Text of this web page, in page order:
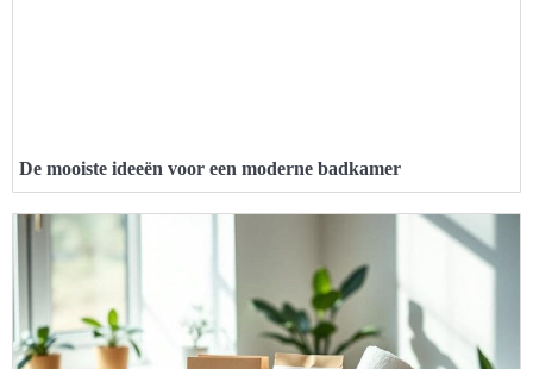
De mooiste ideeën voor een moderne badkamer